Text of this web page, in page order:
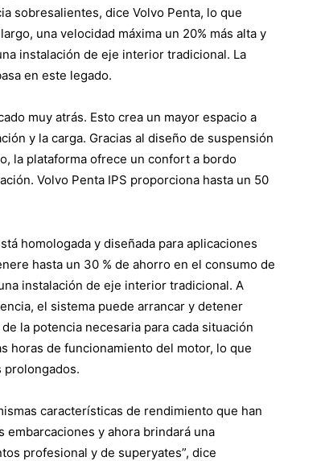
sobresalientes, dice Volvo Penta, lo que
una velocidad máxima un 20% más alta y
instalación de eje interior tradicional. La
en este legado.
muy atrás. Esto crea un mayor espacio a
y la carga. Gracias al diseño de suspensión
la plataforma ofrece un confort a bordo
Volvo Penta IPS proporciona hasta un 50
homologada y diseñada para aplicaciones
hasta un 30 % de ahorro en el consumo de
instalación de eje interior tradicional. A
el sistema puede arrancar y detener
la potencia necesaria para cada situación
horas de funcionamiento del motor, lo que
prolongados.
características de rendimiento que han
y ahora brindará una
profesional y de superyates”, dice